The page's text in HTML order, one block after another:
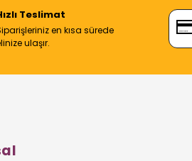
Teslimat
en kısa sürede
ulaşır.